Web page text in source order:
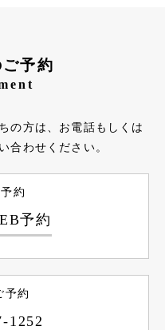
予約
の方は、お電話もしくは
合わせください。
約
予約
予約
1252